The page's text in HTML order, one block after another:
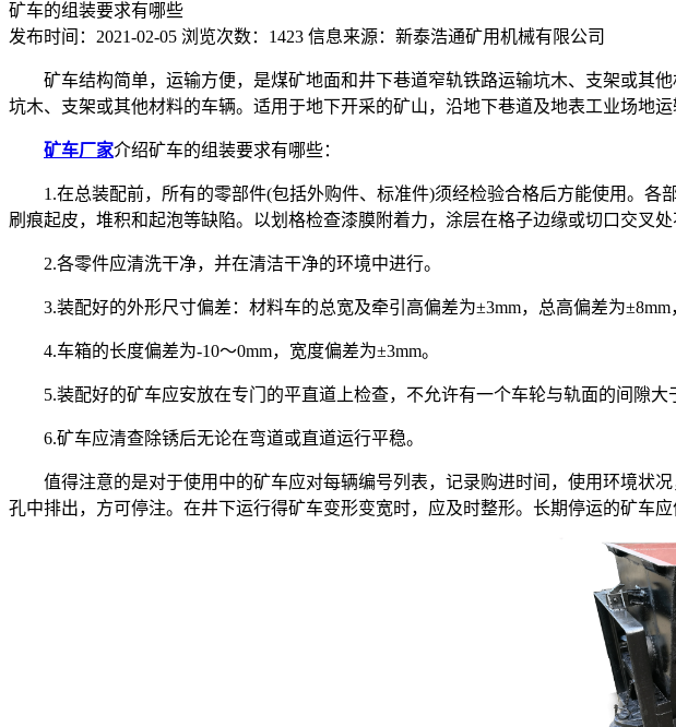
矿车的组装要求有哪些
发布时间：2021-02-05 浏览次数：1423 信息来源：新泰浩通矿用机械有限公司
矿车结构简单，运输方便，是煤矿地面和井下巷道窄轨铁路运输坑木、支架或其
坑木、支架或其他材料的车辆。适用于地下开采的矿山，沿地下巷道及地表工业场地运
矿车厂家介绍矿车的组装要求有哪些：
1.在总装配前，所有的零部件(包括外购件、标准件)须经检验合格后方能使用。
刷痕起皮，堆积和起泡等缺陷。以划格检查漆膜附着力，涂层在格子边缘或切口交叉处
2.各零件应清洗干净，并在清洁干净的环境中进行。
3.装配好的外形尺寸偏差：材料车的总宽及牵引高偏差为±3mm，总高偏差为±8mm
4.车箱的长度偏差为-10～0mm，宽度偏差为±3mm。
5.装配好的矿车应安放在专门的平直道上检查，不允许有一个车轮与轨面的间隙大
6.矿车应清查除锈后无论在弯道或直道运行平稳。
值得注意的是对于使用中的矿车应对每辆编号列表，记录购进时间，使用环境状
孔中排出，方可停注。在井下运行得矿车变形变宽时，应及时整形。长期停运的矿车